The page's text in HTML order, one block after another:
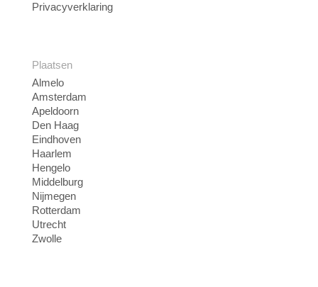
Privacyverklaring
Plaatsen
Almelo
Amsterdam
Apeldoorn
Den Haag
Eindhoven
Haarlem
Hengelo
Middelburg
Nijmegen
Rotterdam
Utrecht
Zwolle